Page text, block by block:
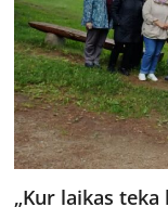
„Kur laikas